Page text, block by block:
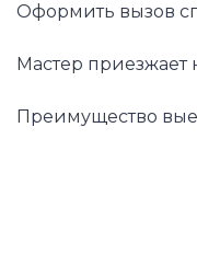
Оформить вызов
Мастер
Преимущество